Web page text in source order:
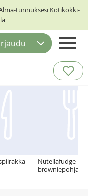
tunnuksesi Kotikokki-
Nutellafudge
browniepohjalla